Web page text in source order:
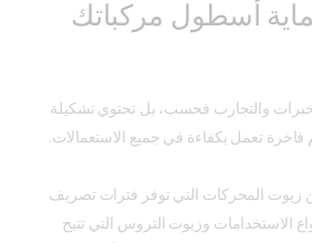
أسطول مركباتك
والتجارب فحسب، بل تحتوي تشكيلة
فاخرة تعمل بكفاءة في جميع الاستعمالات.
زيوت المحركات التي توفر فترات تصريف
الاستخدامات وزيوت التروس التي تتيح